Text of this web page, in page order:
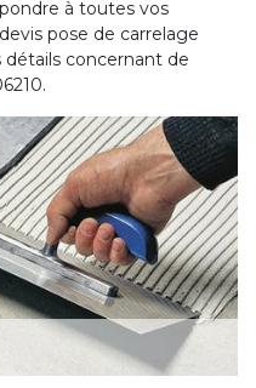
à toutes vos
pose de carrelage
concernant de